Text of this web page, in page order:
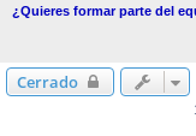
¿Quieres formar parte del
Cerrado